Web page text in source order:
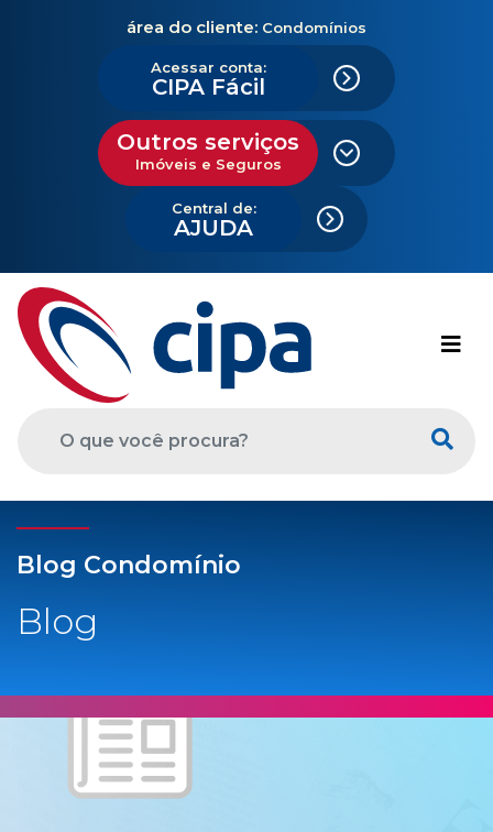
área do cliente: Condomínios
Acessar conta:
CIPA Fácil
Outros serviços
Imóveis e Seguros
Central de:
AJUDA
Blog Condomínio
Blog